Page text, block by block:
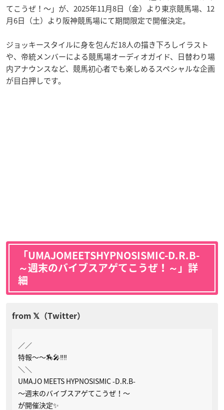
てこうぜ！～」が、2025年11月8日（金）より東京競馬場、12
月6日（土）より阪神競馬場にて期間限定で開催決定。
ジョッキースタイルに身を包んだ18人の描き下ろしイラスト
や、帝統メンバーによる競馬場オーディオガイド、日替わり場
内アナウンスなど、競馬初心者でも楽しめるスペシャルな企画
が目白押しです。
「UMAJOMEETSHYPNOSISMIC-D.R.B-
～週末のバイブスアゲてこうぜ！～」詳
細
／／
特報～～🏇🎤‼‼
＼＼
UMAJO MEETS HYPNOSISMIC -D.R.B-
～週末のバイブスアゲてこうぜ！～
が開催決定✨